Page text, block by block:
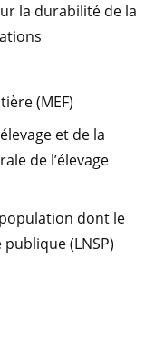
la durabilité de la
(MEF)
et de la
de l’élevage
dont le
(LNSP)